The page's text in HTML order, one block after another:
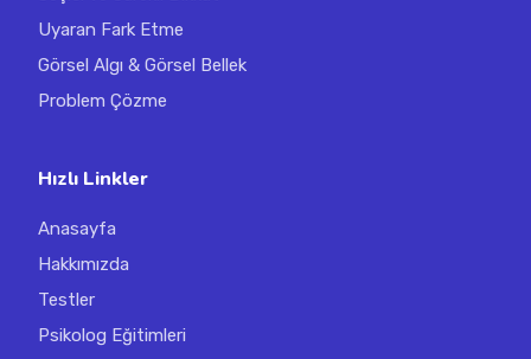
Uyaran Fark Etme
Görsel Algı & Görsel Bellek
Problem Çözme
Hızlı Linkler
Anasayfa
Hakkımızda
Testler
Psikolog Eğitimleri